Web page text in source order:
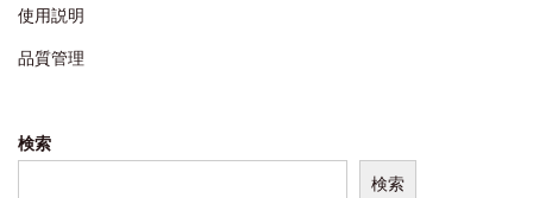
使用説明
品質管理
検索
検索